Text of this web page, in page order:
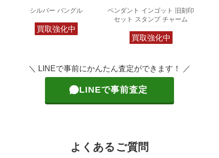
シルバー バングル
買取強化中
ペンダント インゴット 旧刻印
セット スタンプ チャーム
買取強化中
＼ LINEで事前にかんたん査定ができます！ ／
LINEで事前査定
よくあるご質問